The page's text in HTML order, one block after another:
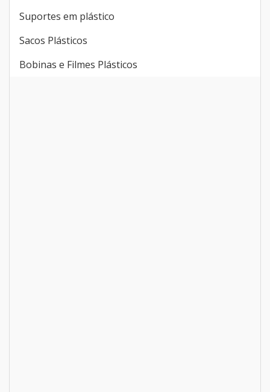
Suportes em plástico
Sacos Plásticos
Bobinas e Filmes Plásticos